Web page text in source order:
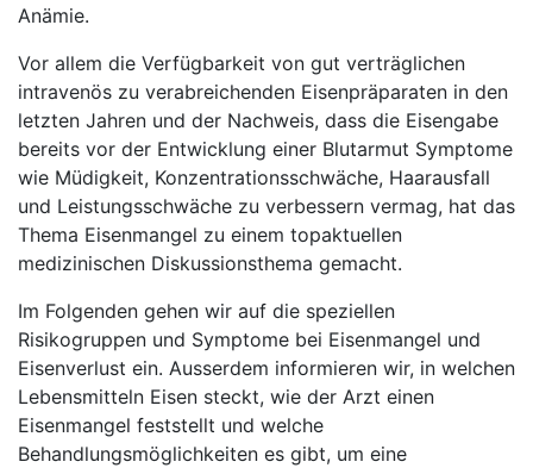
Anämie.
Vor allem die Verfügbarkeit von gut verträglichen
intravenös zu verabreichenden Eisenpräparaten in den
letzten Jahren und der Nachweis, dass die Eisengabe
bereits vor der Entwicklung einer Blutarmut Symptome
wie Müdigkeit, Konzentrationsschwäche, Haarausfall
und Leistungsschwäche zu verbessern vermag, hat das
Thema Eisenmangel zu einem topaktuellen
medizinischen Diskussionsthema gemacht.
Im Folgenden gehen wir auf die speziellen
Risikogruppen und Symptome bei Eisenmangel und
Eisenverlust ein. Ausserdem informieren wir, in welchen
Lebensmitteln Eisen steckt, wie der Arzt einen
Eisenmangel feststellt und welche
Behandlungsmöglichkeiten es gibt, um eine